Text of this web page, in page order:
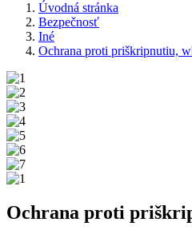
Úvodná stránka
Bezpečnosť
Iné
Ochrana proti priškripnutiu,
Ochrana proti